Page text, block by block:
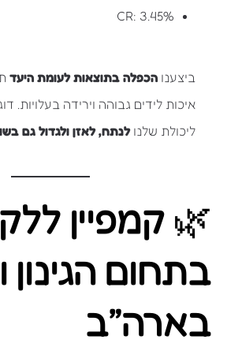
‎CR: ‎3.45%
ביצענו הכפלה בתוצאות לעומת היעד
איכות לידים גבוהה וירידה בעלויות.
ליכולת שלנולנתח, לאזן ולגדול גם
🌿 קמפיין
בתחום הגינון
בארה״ב